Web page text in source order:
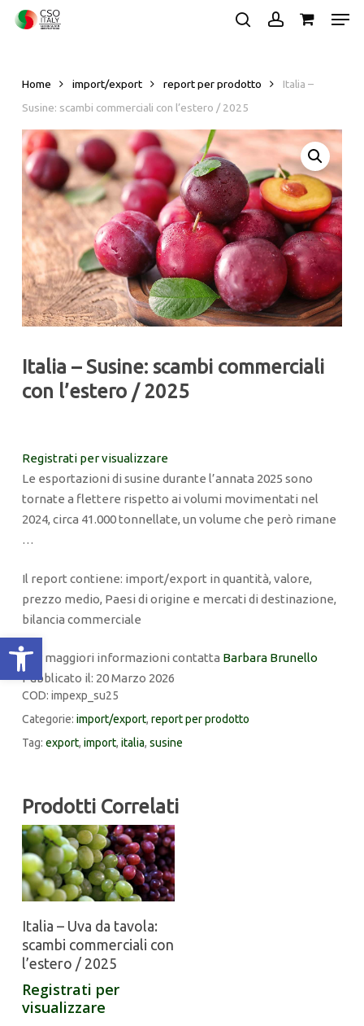
Apri la barra degli strumenti
Skip
Home import/export report per prodotto
Italia –
Susine: scambi commerciali con l’estero / 2025
Italia – Susine: scambi commerciali
con l’estero / 2025
Registrati per visualizzare
Le esportazioni di susine durante l’annata 2025 sono
tornate a flettere rispetto ai volumi movimentati nel
2024, circa 41.000 tonnellate, un volume che però rimane
…
Il report contiene: import/export in quantità, valore,
prezzo medio, Paesi di origine e mercati di destinazione,
bilancia commerciale
Per maggiori informazioni contatta Barbara Brunello
Pubblicato il: 20 Marzo 2026
COD: impexp_su25
Categorie: import/export, report per prodotto
Tag: export, import, italia, susine
Prodotti Correlati
Italia – Uva da tavola:
scambi commerciali con
l’estero / 2025
Registrati per
visualizzare